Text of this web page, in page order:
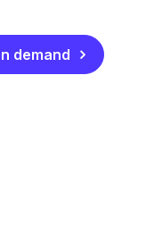
demand